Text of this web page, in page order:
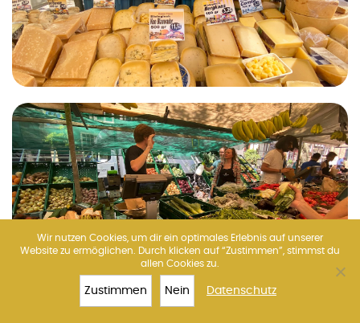
VAN GOGH
Wir nutzen Cookies, um dir ein optimales Erlebnis auf unserer
Website zu ermöglichen. Durch klicken auf “Zustimmen”, stimmst du
allen Cookies zu.
Zustimmen Nein Datenschutz